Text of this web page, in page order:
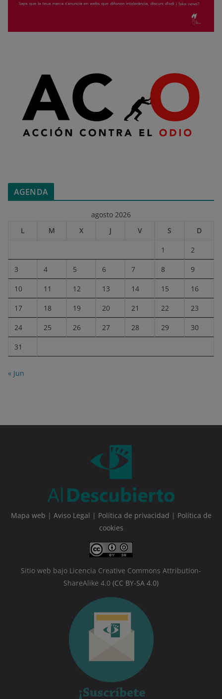
AGENDA
agosto 2026
L
M X J V S D
1 2
3 4 5 6 7 8 9
10 11 12 13 14 15 16
17 18 19 20 21 22 23
24 25 26 27 28 29 30
31
« Jun
Mapa web | Aviso Legal | Política de privacidad | Política de
cookies
Sitio web bajo Licencia Creative Commons Attribution-
ShareAlike 4.0 (CC BY-SA 4.0)